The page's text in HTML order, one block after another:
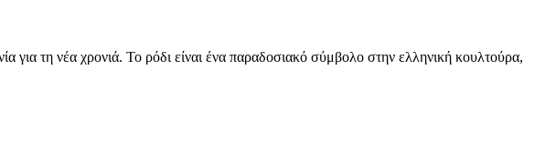
για τη νέα χρονιά. Το ρόδι είναι ένα παραδοσιακό σύμβολο στην ελληνική κουλτούρα,